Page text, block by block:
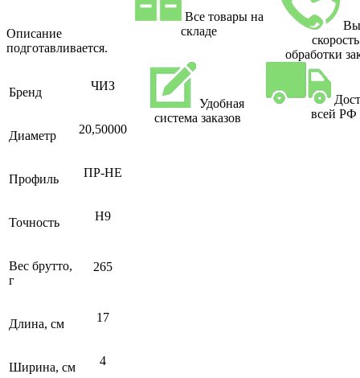
Описание
подготавливается.
Бренд ЧИЗ
Диаметр 20,50000
Профиль ПР-НЕ
Точность H9
Вес брутто,
г
265
Длина, см 17
Ширина, см 4
Все товары на
складе
скорость
обработки
Удобная
система заказов
всей РФ